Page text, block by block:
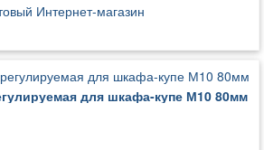
Интернет-магазин
для шкафа-купе М10 80мм